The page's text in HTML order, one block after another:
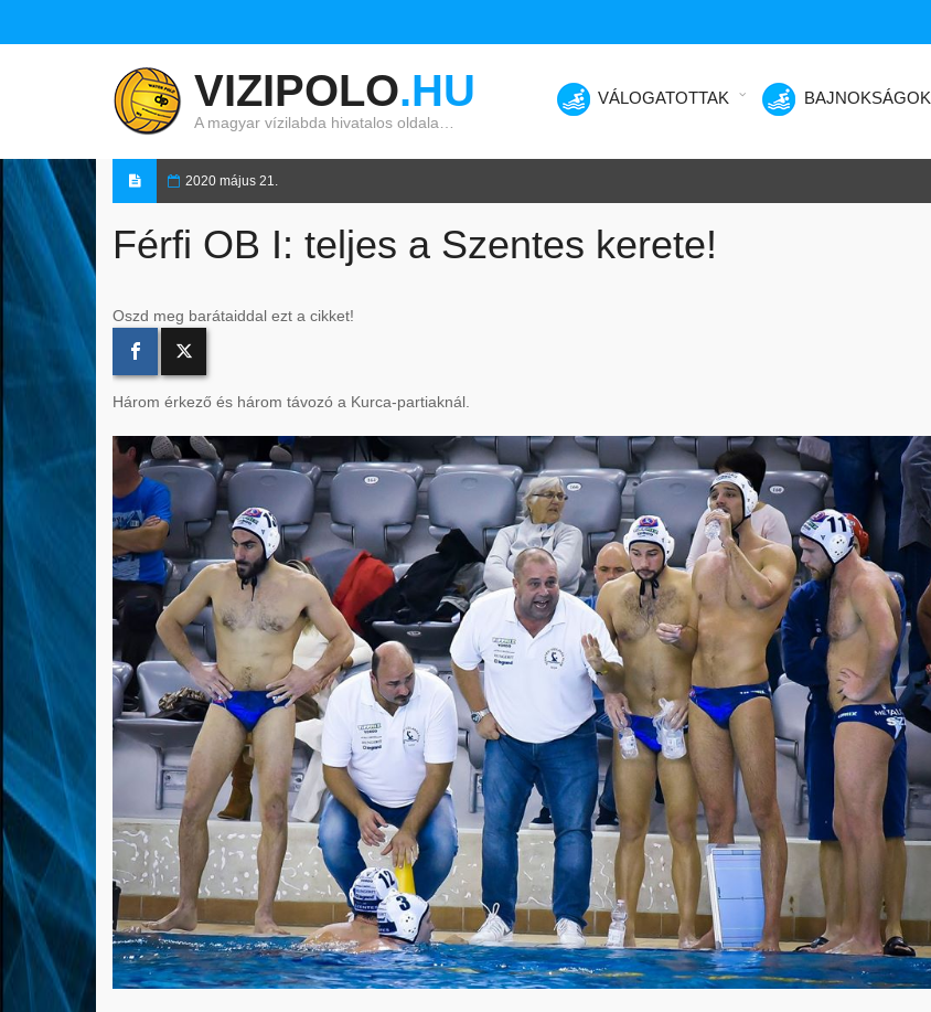
VIZIPOLO.HU
A magyar vízilabda hivatalos oldala…
VÁLOGATOTTAK BAJNOKSÁGOK
2020 május 21.
Férfi OB I: teljes a Szentes kerete!
Oszd meg barátaiddal ezt a cikket!
Három érkező és három távozó a Kurca-partiaknál.